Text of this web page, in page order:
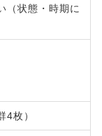
状態・時期に
枚）